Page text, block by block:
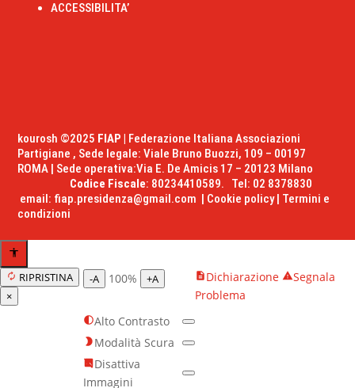
ACCESSIBILITA’
kourosh ©2025 FIAP | Federazione Italiana Associazioni
Partigiane , Sede legale: Viale Bruno Buozzi, 109 – 00197
ROMA | Sede operativa:Via E. De Amicis 17 – 20123 Milano
Codice Fiscale: 80234410589. Tel: 02 8378830
email: fiap.presidenza@gmail.com | Cookie policy| Termini e
condizioni
RIPRISTINA
×
-A 100% +A
Alto Contrasto
Modalità Scura
Disattiva
Immagini
Dichiarazione
Segnala
Problema